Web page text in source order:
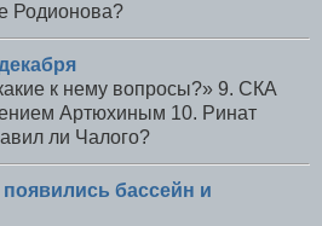
Родионова?
к нему вопросы?» 9. СКА
Артюхиным 10. Ринат
ли Чалого?
бассейн и